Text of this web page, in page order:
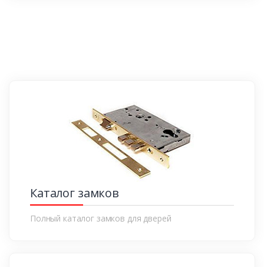
Каталог замков
Полный каталог замков для дверей